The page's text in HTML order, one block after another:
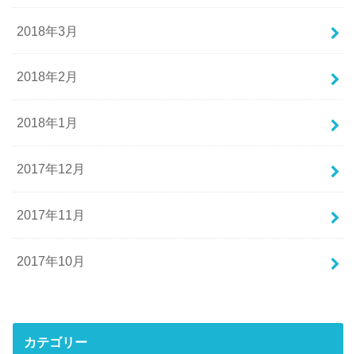
2018年3月
2018年2月
2018年1月
2017年12月
2017年11月
2017年10月
カテゴリー